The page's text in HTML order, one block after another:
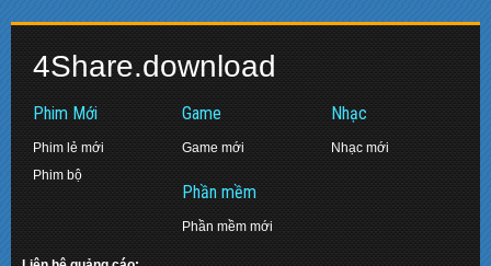
ASTRONEER Update.v1.0.15
(Action/2015)
[PC] PES 2016 – Pro Evolution Soccer 2016
4Share.download
Phim Mới
Phim lẻ mới
Phim bộ
Game
Game mới
Phần mềm
Phần mềm mới
Nhạc
Nhạc mới